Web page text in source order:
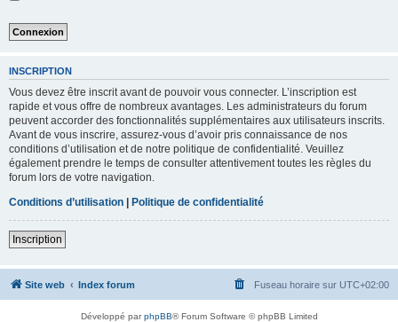
INSCRIPTION
Vous devez être inscrit avant de pouvoir vous connecter. L’inscription est
rapide et vous offre de nombreux avantages. Les administrateurs du forum
peuvent accorder des fonctionnalités supplémentaires aux utilisateurs inscrits.
Avant de vous inscrire, assurez-vous d’avoir pris connaissance de nos
conditions d’utilisation et de notre politique de confidentialité. Veuillez
également prendre le temps de consulter attentivement toutes les règles du
forum lors de votre navigation.
Conditions d’utilisation | Politique de confidentialité
Inscription
Site web Index forum Fuseau horaire sur UTC+02:00
Développé parphpBB® Forum Software © phpBB Limited